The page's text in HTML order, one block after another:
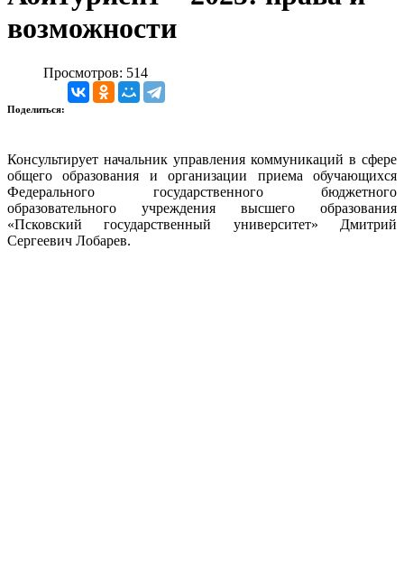
возможности
Просмотров: 514
Поделиться:
Консультирует начальник управления коммуникаций в сфере
общего образования и организации приема обучающихся
Федерального государственного бюджетного
образовательного учреждения высшего образования
«Псковский государственный университет» Дмитрий
Сергеевич Лобарев.